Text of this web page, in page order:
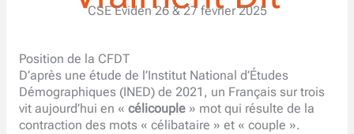
CSE Eviden 26 & 27 février 2025
Position de la CFDT
D’après une étude de l’Institut National d’Études
Démographiques (INED) de 2021, un Français sur trois
vit aujourd’hui en « célicouple» mot qui résulte de la
contraction des mots « célibataire » et « couple ».